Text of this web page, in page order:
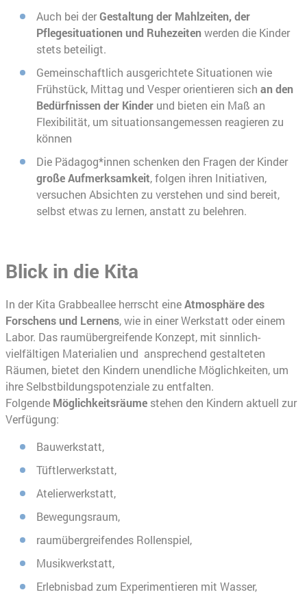
Auch bei derGestaltung der Mahlzeiten, der
Pflegesituationen und Ruhezeitenwerden die Kinder
stets beteiligt.
Gemeinschaftlich ausgerichtete Situationen wie
Frühstück, Mittag und Vesper orientieren sich an den
Bedürfnissen der Kinderund bieten ein Maß an
Flexibilität, um situationsangemessen reagieren zu
können
Die Pädagog*innen schenken den Fragen der Kinder
große Aufmerksamkeit, folgen ihren Initiativen,
versuchen Absichten zu verstehen und sind bereit,
selbst etwas zu lernen, anstatt zu belehren.
Blick in die Kita
In der Kita Grabbeallee herrscht eineAtmosphäre des
Forschens und Lernens, wie in einer Werkstatt oder einem
Labor. Das raumübergreifende Konzept, mit sinnlich-
vielfältigen Materialien und ansprechend gestalteten
Räumen, bietet den Kindern unendliche Möglichkeiten, um
ihre Selbstbildungspotenziale zu entfalten.
Folgende Möglichkeitsräumestehen den Kindern aktuell zur
Verfügung:
Bauwerkstatt,
Tüftlerwerkstatt,
Atelierwerkstatt,
Bewegungsraum,
raumübergreifendes Rollenspiel,
Musikwerkstatt,
Erlebnisbad zum Experimentieren mit Wasser,